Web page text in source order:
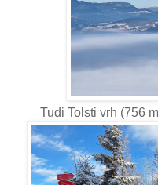
Tudi Tolsti vrh (756